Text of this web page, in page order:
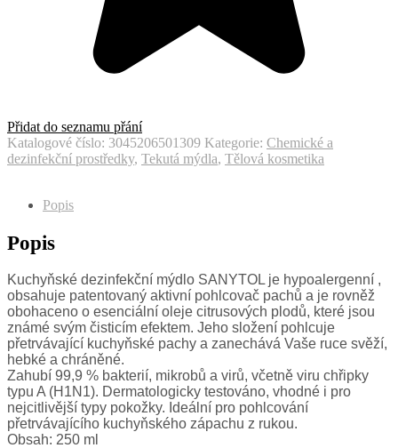
Přidat do seznamu přání
Katalogové číslo: 3045206501309 Kategorie: Chemické a
dezinfekční prostředky, Tekutá mýdla, Tělová kosmetika
Popis
Popis
Kuchyňské dezinfekční mýdlo SANYTOL je hypoalergenní ,
obsahuje patentovaný aktivní pohlcovač pachů a je rovněž
obohaceno o esenciální oleje citrusových plodů, které jsou
známé svým čisticím efektem. Jeho složení pohlcuje
přetrvávající kuchyňské pachy a zanechává Vaše ruce svěží,
hebké a chráněné.
Zahubí 99,9 % bakterií, mikrobů a virů, včetně viru chřipky
typu A (H1N1). Dermatologicky testováno, vhodné i pro
nejcitlivější typy pokožky. Ideální pro pohlcování
přetrvávajícího kuchyňského zápachu z rukou.
Obsah: 250 ml